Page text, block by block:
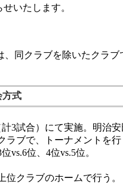
いたします。
同クラブを除いたクラ
方式
3試合）にて実施。明治安
ラブで、トーナメントを行
vs.6位、4位vs.5位。
クラブのホームで行う。